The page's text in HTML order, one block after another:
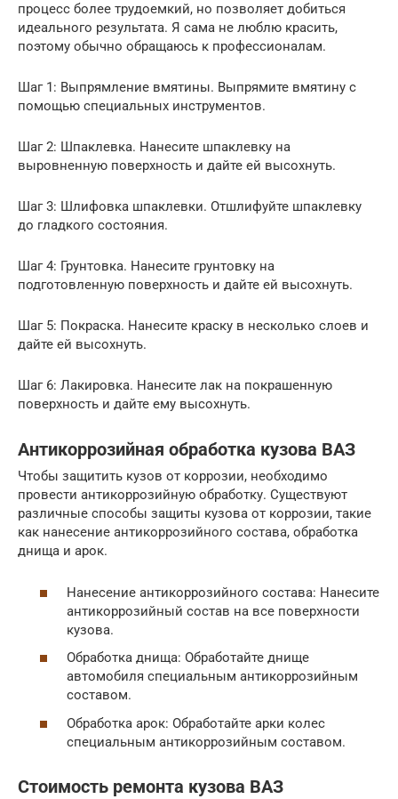
процесс более трудоемкий, но позволяет добиться
идеального результата. Я сама не люблю красить,
поэтому обычно обращаюсь к профессионалам.
Шаг 1: Выпрямление вмятины. Выпрямите вмятину с
помощью специальных инструментов.
Шаг 2: Шпаклевка. Нанесите шпаклевку на
выровненную поверхность и дайте ей высохнуть.
Шаг 3: Шлифовка шпаклевки. Отшлифуйте шпаклевку
до гладкого состояния.
Шаг 4: Грунтовка. Нанесите грунтовку на
подготовленную поверхность и дайте ей высохнуть.
Шаг 5: Покраска. Нанесите краску в несколько слоев и
дайте ей высохнуть.
Шаг 6: Лакировка. Нанесите лак на покрашенную
поверхность и дайте ему высохнуть.
Антикоррозийная обработка кузова ВАЗ
Чтобы защитить кузов от коррозии, необходимо
провести антикоррозийную обработку. Существуют
различные способы защиты кузова от коррозии, такие
как нанесение антикоррозийного состава, обработка
днища и арок.
Нанесение антикоррозийного состава: Нанесите
антикоррозийный состав на все поверхности
кузова.
Обработка днища: Обработайте днище
автомобиля специальным антикоррозийным
составом.
Обработка арок: Обработайте арки колес
специальным антикоррозийным составом.
Стоимость ремонта кузова ВАЗ